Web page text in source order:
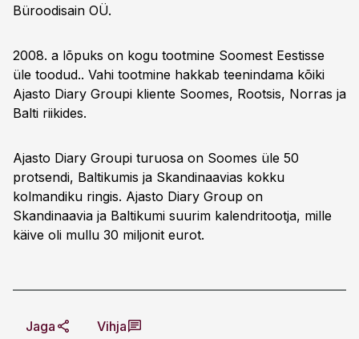
Büroodisain OÜ.
2008. a lõpuks on kogu tootmine Soomest Eestisse
üle toodud.. Vahi tootmine hakkab teenindama kõiki
Ajasto Diary Groupi kliente Soomes, Rootsis, Norras ja
Balti riikides.
Ajasto Diary Groupi turuosa on Soomes üle 50
protsendi, Baltikumis ja Skandinaavias kokku
kolmandiku ringis. Ajasto Diary Group on
Skandinaavia ja Baltikumi suurim kalendritootja, mille
käive oli mullu 30 miljonit eurot.
Jaga Vihja